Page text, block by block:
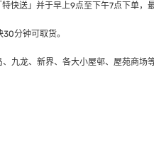
快送」并于早上9点至下午7点下单，
分钟可取货。
九龙、新界、各大小屋邨、屋苑商场等